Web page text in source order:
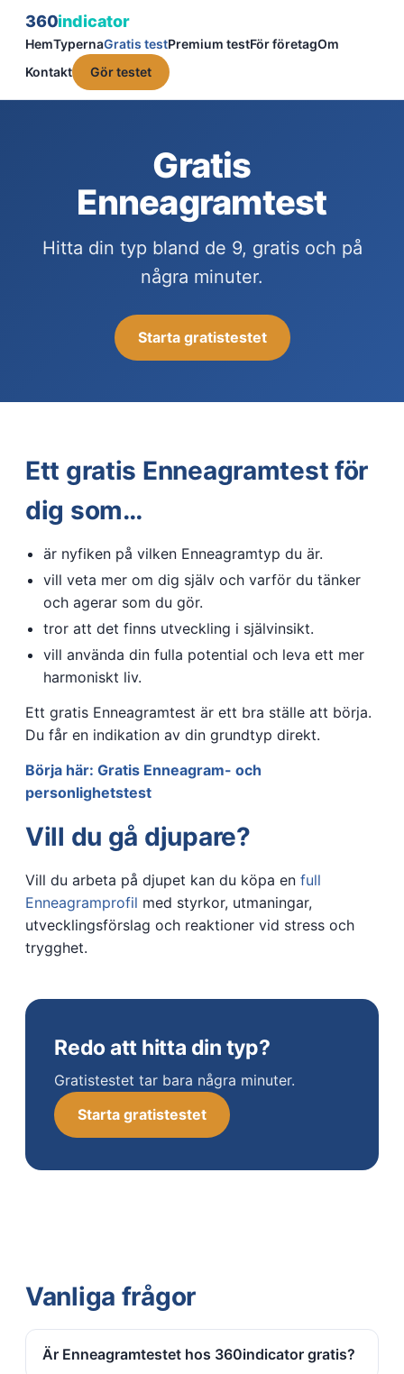
360indicator
HemTypernaGratis testPremium testFör företagOm
Kontakt
Gör testet
Gratis
Enneagramtest
Hitta din typ bland de 9, gratis och på
några minuter.
Starta gratistestet
Ett gratis Enneagramtest för
dig som…
är nyfiken på vilken Enneagramtyp du är.
vill veta mer om dig själv och varför du tänker
och agerar som du gör.
tror att det finns utveckling i självinsikt.
vill använda din fulla potential och leva ett mer
harmoniskt liv.
Ett gratis Enneagramtest är ett bra ställe att börja.
Du får en indikation av din grundtyp direkt.
Börja här: Gratis Enneagram- och
personlighetstest
Vill du gå djupare?
Vill du arbeta på djupet kan du köpa en full
Enneagramprofil med styrkor, utmaningar,
utvecklingsförslag och reaktioner vid stress och
trygghet.
Redo att hitta din typ?
Gratistestet tar bara några minuter.
Starta gratistestet
Vanliga frågor
Är Enneagramtestet hos 360indicator gratis?